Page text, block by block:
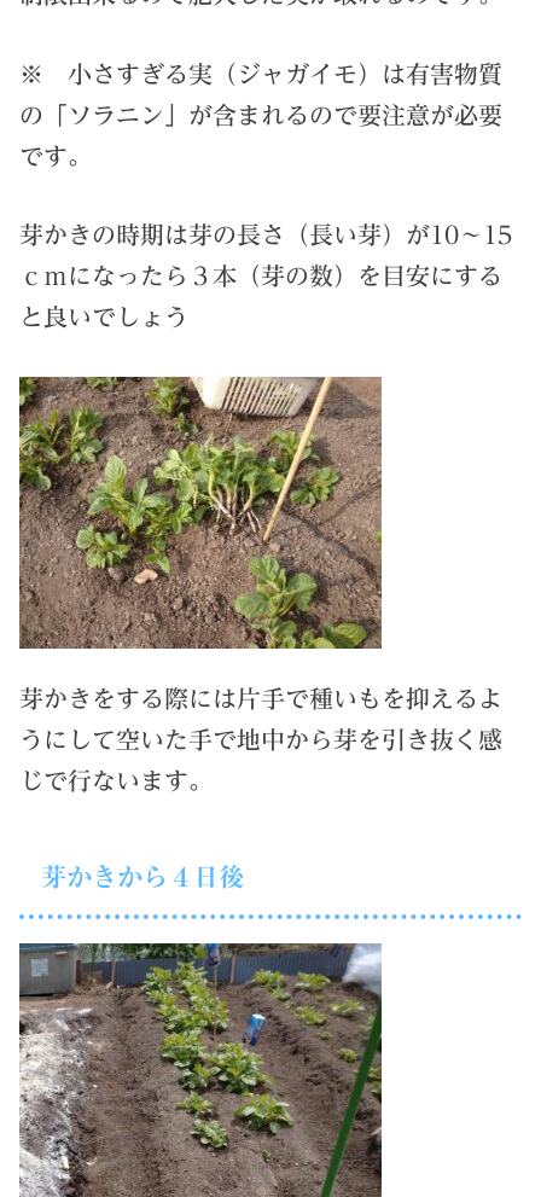
※ 小さすぎる実（ジャガイモ）は有害物質
の「ソラニン」が含まれるので要注意が必要
です。
芽かきの時期は芽の長さ（長い芽）が10～15
ｃｍになったら３本（芽の数）を目安にする
と良いでしょう
芽かきをする際には片手で種いもを抑えるよ
うにして空いた手で地中から芽を引き抜く感
じで行ないます。
芽かきから４日後